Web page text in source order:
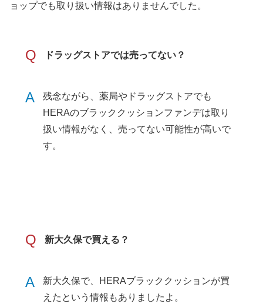
ョップでも取り扱い情報はありませんでした。
Q ドラッグストアでは売ってない？
A
残念ながら、薬局やドラッグストアでも
HERAのブラッククッションファンデは取り
扱い情報がなく、売ってない可能性が高いで
す。
Q 新大久保で買える？
A
新大久保で、HERAブラッククッションが買
えたという情報もありましたよ。